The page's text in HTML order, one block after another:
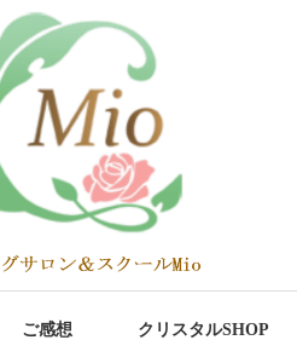
ご感想 クリスタルSHOP